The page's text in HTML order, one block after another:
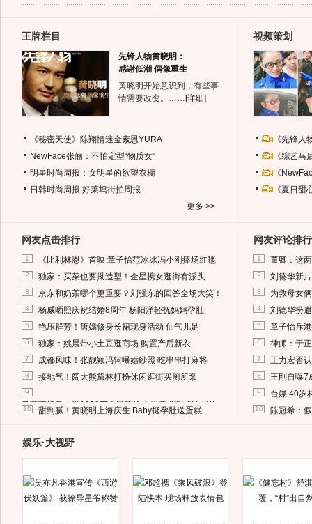
王牌栏目
先锋人物黄晓明：
感谢低潮 偶像重生
黄晓明开始意识到，有些事
情需要改变。…… [详细]
《秘密天使》陈翔情迷金素恩YURA
NewFace张俪：不怕定型“物质女”
明星时尚周报：女明星的欲望衣橱
日韩时尚周报 好莱坞街拍周报
更多 >>
视频策划
《先锋
《综艺
《
《夏日
网友点击排行
1 《比利林恩》首映 章子怡范冰冰冯小刚捧场红毯
2 独家：买菜也要拗造型！金星携女逛街有派头
3 京东和奶茶哪个更重要？刘强东的回答全场大笑！
4 杨威晒照庆祝结婚8周年 杨阳洋轻抚妈妈孕肚
5 艳压群芳！唐嫣修身长裙现身活动 仙气儿足
6 独家：姚晨带小土豆逛商场 购置产后新衣
7 成都风味！张靓颖冯轲曝婚纱照 吃串串打麻将
8 接地气！阔太熊黛林打扮休闲逛街买厕所泵
9
马蓉离婚后，砸1000万人民币给媒体要求删掉这照片
10 甜到腻！黄晓明上海庆生 Baby挺孕肚送蛋糕
网友评论排行
1 董卿：这
2 刘德华新
3 为救母女
4 刘德华扮
5 章子怡斥
6 律师：于
7 王力宏否
8 王刚自曝7
9 台媒:40岁
10 陈冠希：
娱乐·大视野